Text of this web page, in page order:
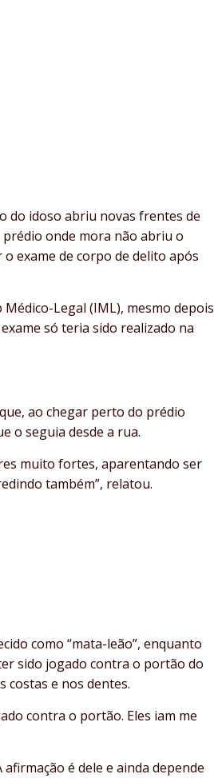
do idoso abriu novas frentes de
onde mora não abriu o
exame de corpo de delito após
Legal (IML), mesmo depois
só teria sido realizado na
ao chegar perto do prédio
o seguia desde a rua.
muito fortes, aparentando ser
também”, relatou.
como “mata-leão”, enquanto
sido jogado contra o portão do
costas e nos dentes.
contra o portão. Eles iam me
é dele e ainda depende